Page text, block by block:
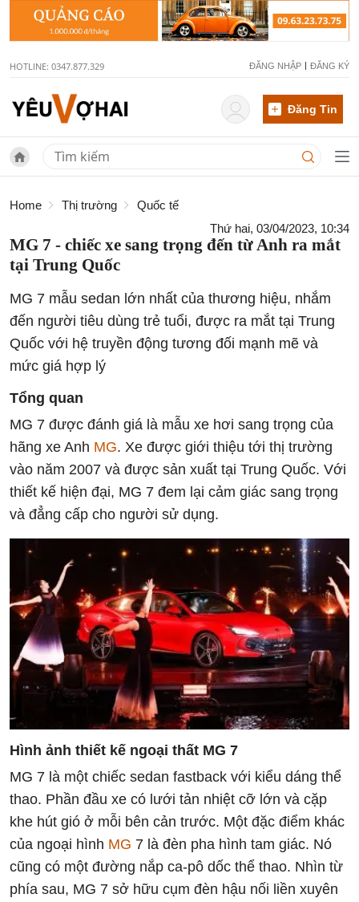
HOTLINE: 0347.877.329 ĐĂNG NHẬP ĐĂNG KÝ
Đăng Tin
Home Thị trường
Quốc tế
Thứ hai, 03/04/2023, 10:34
MG 7 - chiếc xe sang trọng đến từ Anh ra mắt
tại Trung Quốc
MG 7 mẫu sedan lớn nhất của thương hiệu, nhắm
đến người tiêu dùng trẻ tuổi, được ra mắt tại Trung
Quốc với hệ truyền động tương đối mạnh mẽ và
mức giá hợp lý
Tổng quan
MG 7 được đánh giá là mẫu xe hơi sang trọng của
hãng xe Anh MG. Xe được giới thiệu tới thị trường
vào năm 2007 và được sản xuất tại Trung Quốc. Với
thiết kế hiện đại, MG 7 đem lại cảm giác sang trọng
và đẳng cấp cho người sử dụng.
Hình ảnh thiết kế ngoại thất MG 7
MG 7 là một chiếc sedan fastback với kiểu dáng thể
thao. Phần đầu xe có lưới tản nhiệt cỡ lớn và cặp
khe hút gió ở mỗi bên cản trước. Một đặc điểm khác
của ngoại hình MG 7 là đèn pha hình tam giác. Nó
cũng có một đường nắp ca-pô dốc thể thao. Nhìn từ
phía sau, MG 7 sở hữu cụm đèn hậu nối liền xuyên